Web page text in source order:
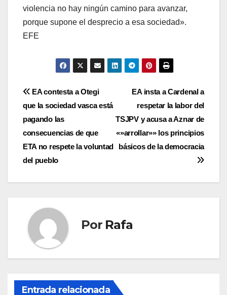
violencia no hay ningún camino para avanzar,
porque supone el desprecio a esa sociedad».
EFE
Navegación
de
entradas
EA insta a Cardenal a
respetar la labor del
TSJPV y acusa a Aznar de
«»arrollar»» los principios
básicos de la democracia
EA contesta a Otegi
que la sociedad vasca está
pagando las
consecuencias de que
ETA no respete la voluntad
del pueblo
Por Rafa
Entrada relacionada